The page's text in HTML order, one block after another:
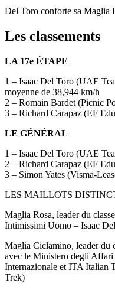
Del Toro conforte sa Maglia
Les classements
LA 17e ÉTAPE
1 – Isaac Del Toro (UAE
moyenne de 38,944 km/h
2 – Romain Bardet (Picnic
3 – Richard Carapaz (EF
LE GÉNÉRAL
1 – Isaac Del Toro (UAE
2 – Richard Carapaz (EF
3 – Simon Yates (Visma-
LES MAILLOTS
Maglia Rosa, leader du
Intimissimi Uomo – Isaac
Maglia Ciclamino, leader du
avec le Ministero degli Affari
Internazionale et ITA Italian
Trek)